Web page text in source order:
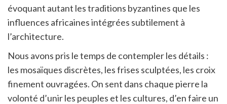
évoquant autant les traditions byzantines que les
influences africaines intégrées subtilement à
l’architecture.
Nous avons pris le temps de contempler les détails :
les mosaïques discrètes, les frises sculptées, les croix
finement ouvragées. On sent dans chaque pierre la
volonté d’unir les peuples et les cultures, d’en faire un